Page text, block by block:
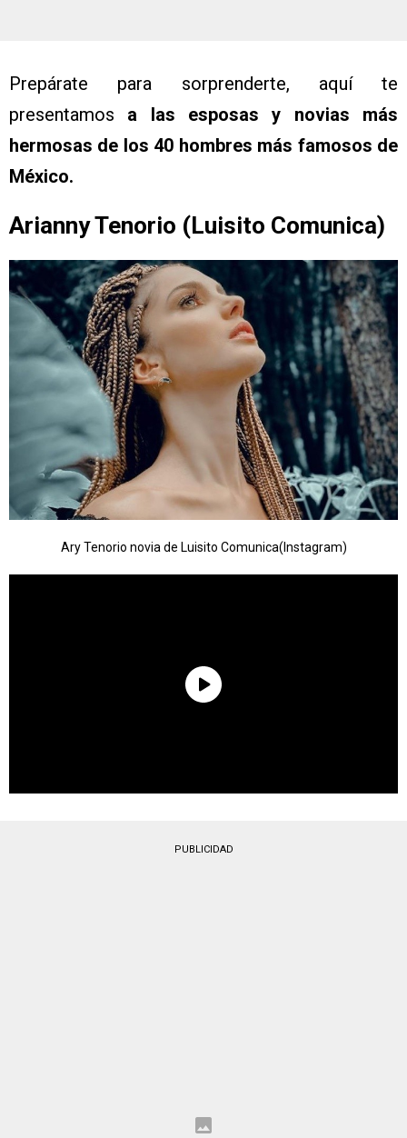
Prepárate para sorprenderte, aquí te
presentamos a las esposas y novias más
hermosas de los 40 hombres más famosos de
México.
Arianny Tenorio (Luisito Comunica)
Ary Tenorio novia de Luisito Comunica(Instagram)
PUBLICIDAD